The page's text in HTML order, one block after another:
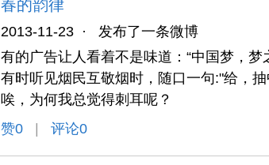
春的韵律
2013-11-23 ·
发布了一条微博
有的广告让人看着不是味道：“中国梦，
有时听见烟民互敬烟时，随口一句:"给，
唉，为何我总觉得刺耳呢？
赞0 评论0